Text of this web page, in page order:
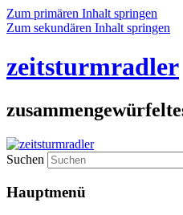
Zum primären Inhalt springen
Zum sekundären Inhalt springen
zeitsturmradler
Suchen
Hauptmenü